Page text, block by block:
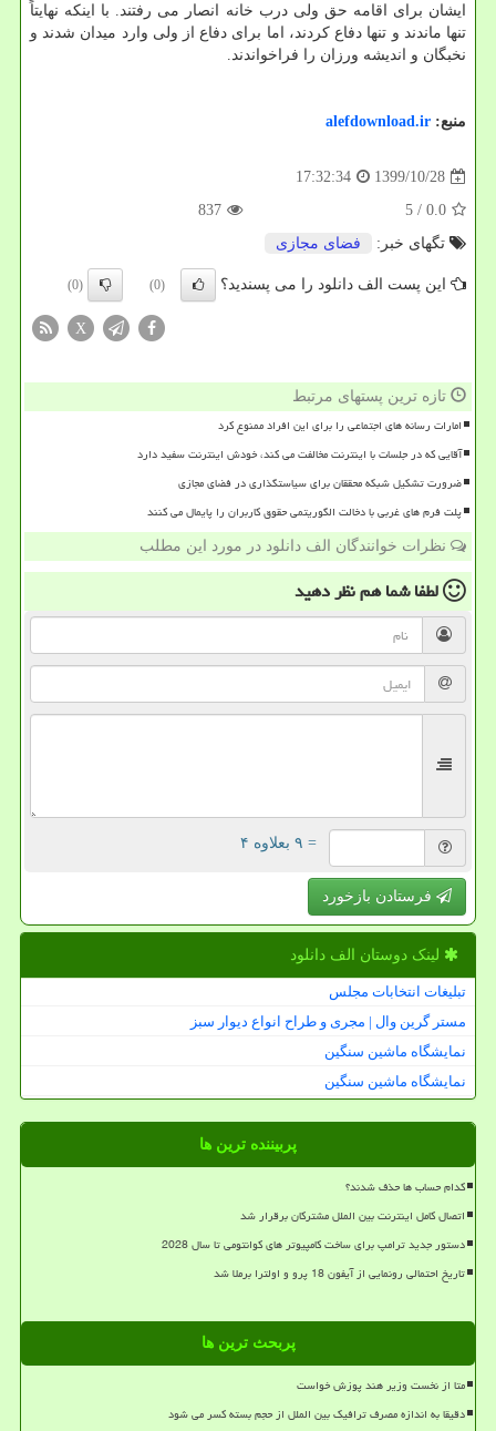
ایشان برای اقامه حق ولی درب خانه انصار می رفتند. با اینکه نهایتاً
تنها ماندند و تنها دفاع کردند، اما برای دفاع از ولی وارد میدان شدند و
نخبگان و اندیشه ورزان را فراخواندند.
منبع: alefdownload.ir
1399/10/28
17:32:34
0.0
/ 5
837
تگهای خبر:
فضای مجازی
این پست الف دانلود را می پسندید؟ (0)
(0)
X
تازه ترین پستهای مرتبط
امارات رسانه های اجتماعی را برای این افراد ممنوع کرد
آقایی که در جلسات با اینترنت مخالفت می کند، خودش اینترنت سفید دارد
ضرورت تشکیل شبکه محققان برای سیاستگذاری در فضای مجازی
پلت فرم های غربی با دخالت الگوریتمی حقوق کاربران را پایمال می کنند
نظرات خوانندگان الف دانلود در مورد این مطلب
لطفا شما همنظر دهید
= ۹ بعلاوه ۴
فرستادن بازخورد
لینک دوستان الف دانلود
تبلیغات انتخابات مجلس
مستر گرین وال | مجری و طراح انواع دیوار سبز
نمایشگاه ماشین سنگین
نمایشگاه ماشین سنگین
پربیننده ترین ها
کدام حساب ها حذف شدند؟
اتصال کامل اینترنت بین الملل مشترکان برقرار شد
دستور جدید ترامپ برای ساخت کامپیوتر های کوانتومی تا سال 2028
تاریخ احتمالی رونمایی از آیفون 18 پرو و اولترا برملا شد
پربحث ترین ها
متا از نخست وزیر هند پوزش خواست
دقیقا به اندازه مصرف ترافیک بین الملل از حجم بسته کسر می شود